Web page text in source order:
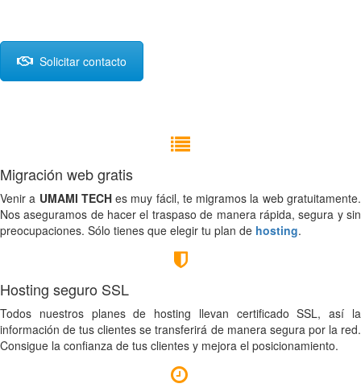
Solicitar contacto
Migración web gratis
Venir a UMAMI TECHes muy fácil, te migramos la web gratuitamente.
Nos aseguramos de hacer el traspaso de manera rápida, segura y sin
preocupaciones. Sólo tienes que elegir tu plan de hosting.
Hosting seguro SSL
Todos nuestros planes de hosting llevan certificado SSL, así la
información de tus clientes se transferirá de manera segura por la red.
Consigue la confianza de tus clientes y mejora el posicionamiento.